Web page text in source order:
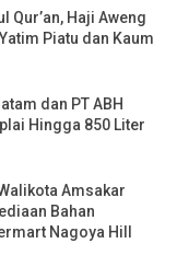
Qur’an, Haji Aweng
Piatu dan Kaum
dan PT ABH
Hingga 850 Liter
Amsakar
Bahan
Nagoya Hill